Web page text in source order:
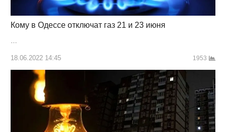
Кому в Одессе отключат газ 21 и 23 июня
…
18.06.2022 14:45 1953